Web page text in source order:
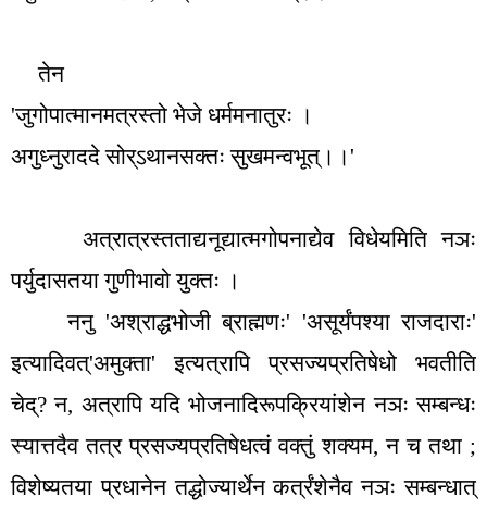
तेन
'जुगोपात्मानमत्रस्तो भेजे धर्ममनातुरः ।
अगुध्नुराददे सोर्ऽथानसक्तः सुखमन्वभूत्।। '
अत्रात्रस्तताद्यनूद्यात्मगोपनाद्येव विधेयमिति नञः
पर्युदासतया गुणीभावो युक्तः ।
ननु 'अश्राद्धभोजी ब्राह्मणः' 'असूर्यंपश्या राजदाराः'
इत्यादिवत्'अमुक्ता'इत्यत्रापि प्रसज्यप्रतिषेधो भवतीति
चेद्?न, अत्रापि यदि भोजनादिरूपक्रियांशेन नञः सम्बन्धः
स्यात्तदैव तत्र प्रसज्यप्रतिषेधत्वं वक्तुं शक्यम,न च तथा ;
विशेष्यतया प्रधानेन तद्धोज्यार्थेन कर्त्रंशेनैव नञः सम्बन्धात्